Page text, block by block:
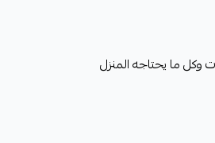
وكل ما يحتاجه المنزل